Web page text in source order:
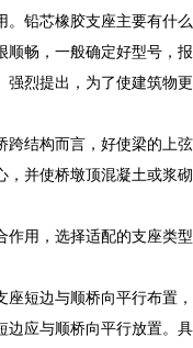
铅芯橡胶支座主要有什
畅，一般确定好型号，
烈提出，为了使建筑物
结构而言，好使梁的上
并使桥墩顶混凝土或浆
用，选择适配的支座类
短边与顺桥向平行布置
应与顺桥向平行放置。